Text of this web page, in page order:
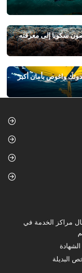
سكوبا إلى معرفته
واغوص بأمان أكبر
مراكز الخدمة في
البديلة